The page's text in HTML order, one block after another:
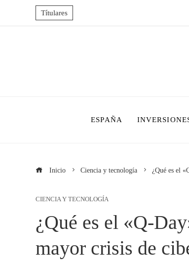
Títulares
ESPAÑA
Inicio Ciencia y tecnología ¿Qué es el
CIENCIA Y TECNOLOGÍA
¿Qué es el «Q-
mayor crisis de